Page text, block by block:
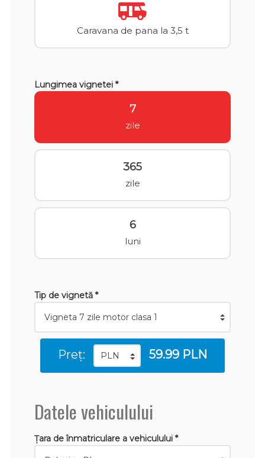
Caravana de pana la 3,5 t
Lungimea vignetei *
7
zile
365
zile
6
luni
Tip de vignetă *
Preț: 59.99 PLN
Datele vehiculului
Țara de înmatriculare a vehiculului *